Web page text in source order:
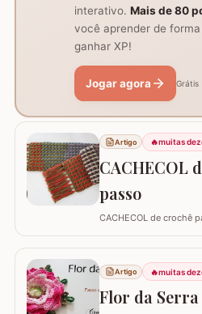
interativo. Mais de 80
você aprender de
ganhar XP!
Jogar agora Grátis
Artigo 🔥muitas
CACHECOL
passo
CACHECOL de crochê
Artigo 🔥muitas
Flor da Serra